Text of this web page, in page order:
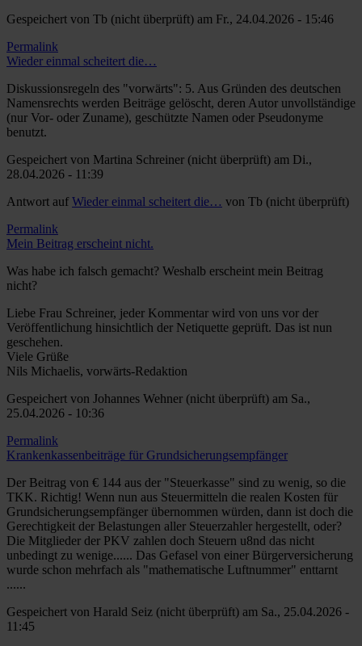
Gespeichert von Tb (nicht überprüft) am Fr., 24.04.2026 - 15:46
Permalink
Wieder einmal scheitert die…
Diskussionsregeln des "vorwärts": 5. Aus Gründen des deutschen
Namensrechts werden Beiträge gelöscht, deren Autor unvollständige
(nur Vor- oder Zuname), geschützte Namen oder Pseudonyme
benutzt.
Gespeichert von Martina Schreiner (nicht überprüft) am Di.,
28.04.2026 - 11:39
Antwort auf Wieder einmal scheitert die… von Tb (nicht überprüft)
Permalink
Mein Beitrag erscheint nicht.
Was habe ich falsch gemacht? Weshalb erscheint mein Beitrag
nicht?
Liebe Frau Schreiner, jeder Kommentar wird von uns vor der
Veröffentlichung hinsichtlich der Netiquette geprüft. Das ist nun
geschehen.
Viele Grüße
Nils Michaelis, vorwärts-Redaktion
Gespeichert von Johannes Wehner (nicht überprüft) am Sa.,
25.04.2026 - 10:36
Permalink
Krankenkassenbeiträge für Grundsicherungsempfänger
Der Beitrag von € 144 aus der "Steuerkasse" sind zu wenig, so die
TKK. Richtig! Wenn nun aus Steuermitteln die realen Kosten für
Grundsicherungsempfänger übernommen würden, dann ist doch die
Gerechtigkeit der Belastungen aller Steuerzahler hergestellt, oder?
Die Mitglieder der PKV zahlen doch Steuern u8nd das nicht
unbedingt zu wenige...... Das Gefasel von einer Bürgerversicherung
wurde schon mehrfach als "mathematische Luftnummer" enttarnt
......
Gespeichert von Harald Seiz (nicht überprüft) am Sa., 25.04.2026 -
11:45